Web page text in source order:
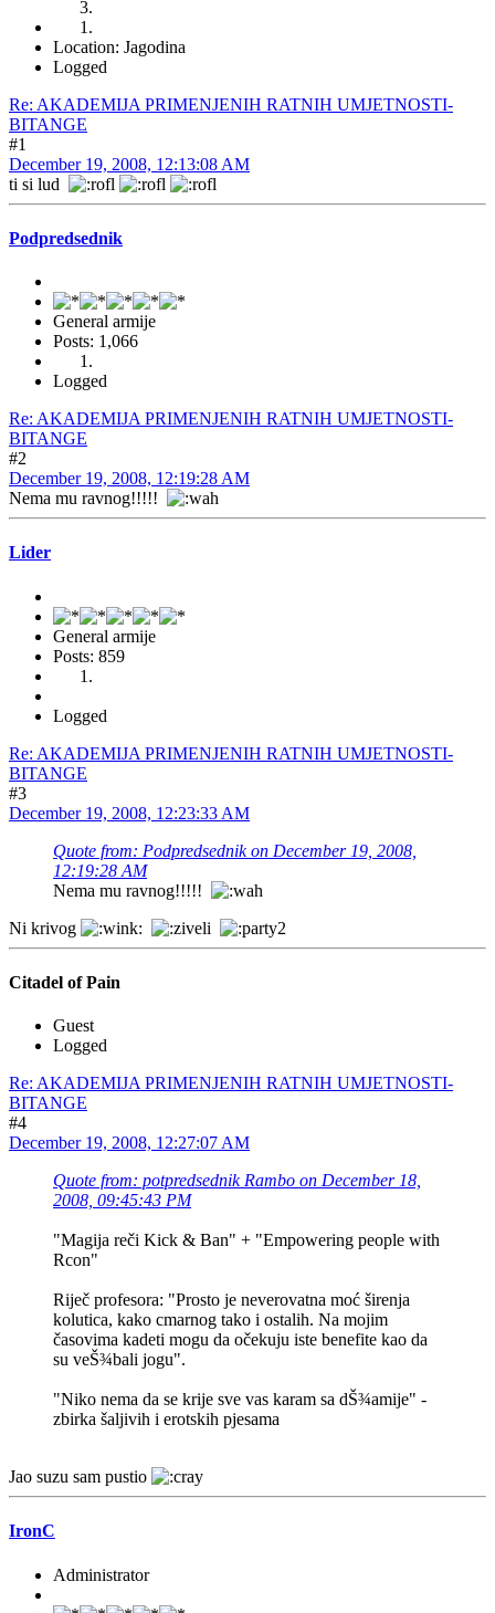
Location: Jagodina
Logged
Re: AKADEMIJA PRIMENJENIH RATNIH UMJETNOSTI-
BITANGE
#1
December 19, 2008, 12:13:08 AM
ti si lud
Podpredsednik
General armije
Posts: 1,066
Logged
Re: AKADEMIJA PRIMENJENIH RATNIH UMJETNOSTI-
BITANGE
#2
December 19, 2008, 12:19:28 AM
Nema mu ravnog!!!!!
Lider
General armije
Posts: 859
Logged
Re: AKADEMIJA PRIMENJENIH RATNIH UMJETNOSTI-
BITANGE
#3
December 19, 2008, 12:23:33 AM
Quote from: Podpredsednik on December 19, 2008,
12:19:28 AM
Nema mu ravnog!!!!!
Ni krivog
Citadel of Pain
Guest
Logged
Re: AKADEMIJA PRIMENJENIH RATNIH UMJETNOSTI-
BITANGE
#4
December 19, 2008, 12:27:07 AM
Quote from: potpredsednik Rambo on December 18,
2008, 09:45:43 PM
"Magija reči Kick & Ban" + "Empowering people with
Rcon"
Riječ profesora: "Prosto je neverovatna moć širenja
kolutica, kako cmarnog tako i ostalih. Na mojim
časovima kadeti mogu da očekuju iste benefite kao da
su veŠ¾bali jogu".
"Niko nema da se krije sve vas karam sa dŠ¾amije" -
zbirka šaljivih i erotskih pjesama
Jao suzu sam pustio
IronC
Administrator